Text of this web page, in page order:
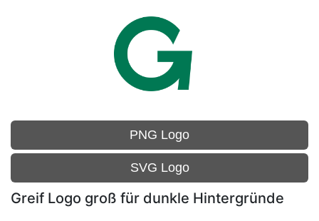
PNG Logo
SVG Logo
Greif Logo groß für dunkle Hintergründe